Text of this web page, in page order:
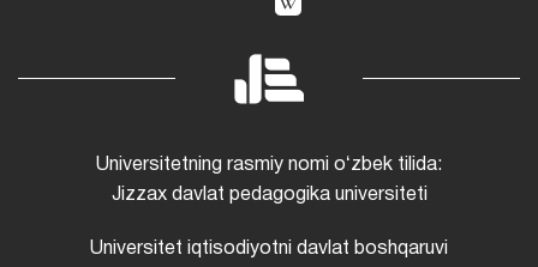
Universitetning rasmiy nomi oʻzbek tilida:
Jizzax davlat pedagogika universiteti
Universitet iqtisodiyotni davlat boshqaruvi